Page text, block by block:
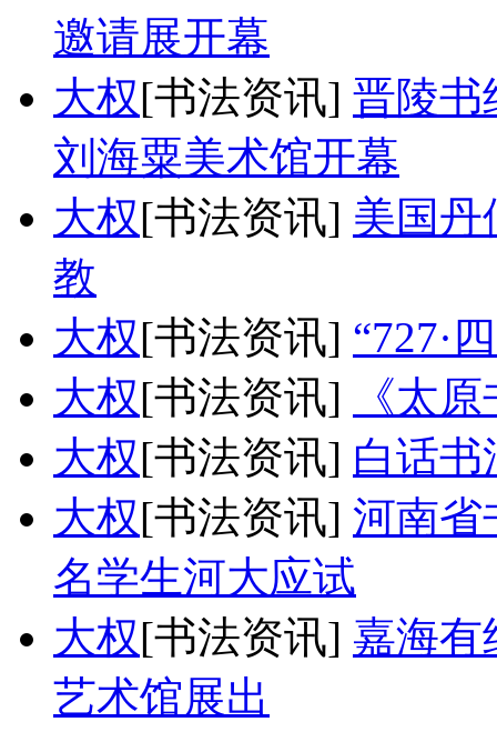
邀请展开幕
大权[书法资讯] 晋陵
刘海粟美术馆开幕
大权[书法资讯] 美国丹
教
大权[书法资讯] “727·
大权[书法资讯]
《太
大权[书法资讯] 白话
大权[书法资讯] 河南省
名学生河大应试
大权[书法资讯] 嘉海
艺术馆展出